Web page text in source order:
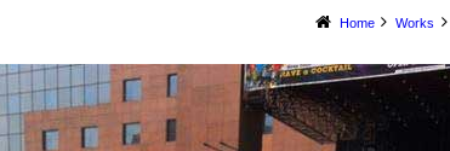
Home Works